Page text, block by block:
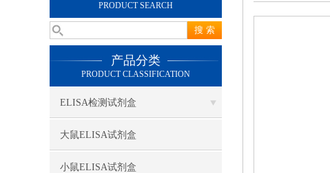
PRODUCT SEARCH
产品分类
PRODUCT CLASSIFICATION
ELISA检测试剂盒
大鼠ELISA试剂盒
小鼠ELISA试剂盒